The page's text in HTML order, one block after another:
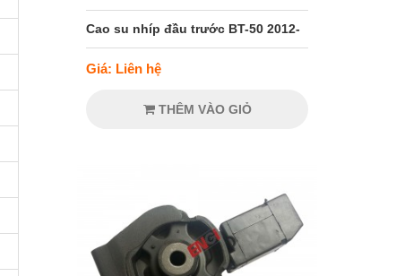
Cao su nhíp đầu trước BT-50 2012-
Giá: Liên hệ
THÊM VÀO GIỎ